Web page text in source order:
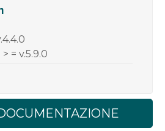
= v.5.9.0